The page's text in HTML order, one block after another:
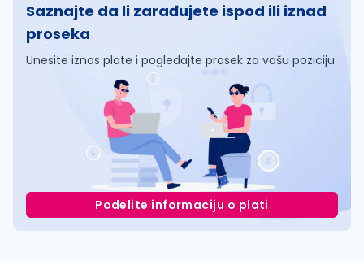
Saznajte da li zarađujete ispod ili iznad
proseka
Unesite iznos plate i pogledajte prosek za vašu poziciju
Podelite informaciju o plati